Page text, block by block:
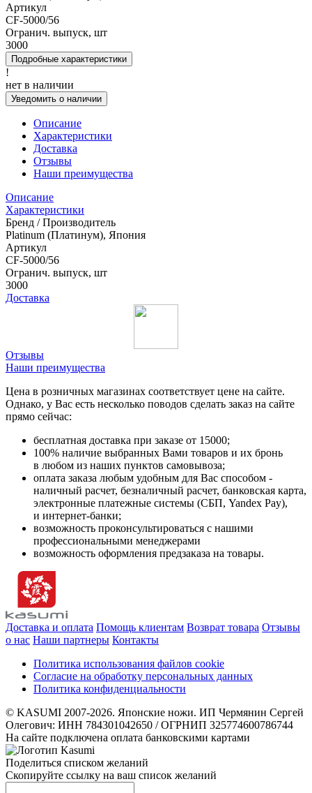
Артикул
CF-5000/56
Огранич. выпуск, шт
3000
Подробные характеристики
!
нет в наличии
Уведомить о наличии
Описание
Характеристики
Доставка
Отзывы
Наши преимущества
Описание
Характеристики
Бренд / Производитель
Platinum (Платинум), Япония
Артикул
CF-5000/56
Огранич. выпуск, шт
3000
Доставка
Отзывы
Наши преимущества
Цена в розничных магазинах соответствует цене на сайте.
Однако, у Вас есть несколько поводов сделать заказ на сайте
прямо сейчас:
бесплатная доставка при заказе от 15000;
100% наличие выбранных Вами товаров и их бронь
в любом из наших пунктов самовывоза;
оплата заказа любым удобным для Вас способом -
наличный расчет, безналичный расчет, банковская карта,
электронные платежные системы (СБП, Yandex Pay),
и интернет-банки;
возможность проконсультироваться с нашими
профессиональными менеджерами
возможность оформления предзаказа на товары.
Доставка и оплата Помощь клиентам Возврат товара Отзывы
о нас Наши партнеры Контакты
Политика использования файлов cookie
Согласие на обработку персональных данных
Политика конфиденциальности
© KASUMI 2007-2026. Японские ножи. ИП Чермянин Сергей
Олегович: ИНН 784301042650 / ОГРНИП 325774600786744
На сайте подключена оплата банковскими картами
Поделиться списком желаний
Скопируйте ссылку на ваш список желаний